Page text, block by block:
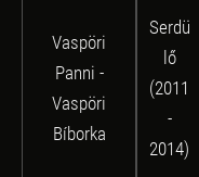
Vaspöri
Panni -
Vaspöri
Bíborka
Serdü
lő
(2011
-
2014)